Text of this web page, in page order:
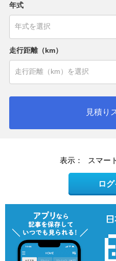
年式
走行距離（km）
見積り
表示： スマー
ロ